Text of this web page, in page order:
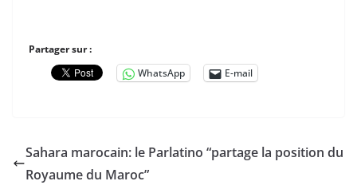
Partager sur :
WhatsApp
E-mail
Sahara marocain: le Parlatino “partage la position du
Royaume du Maroc”